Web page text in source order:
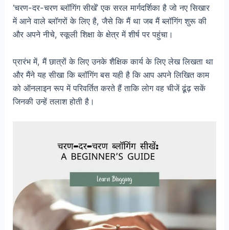
‘चरण-दर-चरण ब्लॉगिंग सीखें’ एक सरल मार्गदर्शिका है जो नए सिखार
में आने वाले ब्लॉगरों के लिए है, जैसे कि मैं था जब मैं ब्लॉगिंग शुरू की
और अपने नीचे, स्कूली शिक्षा के क्षेत्र में शीर्ष पर पहुंचा।
प्रारंभ में, मैं छात्रों के लिए उनके शैक्षिक कार्य के लिए लेख लिखता था
और मैंने यह सीखा कि ब्लॉगिंग बस यही है कि आप अपने लिखित काम
को ऑनलाइन रूप में परिवर्तित करते हैं ताकि लोग वह चीजें ढूंढ़ सकें
जिनकी उन्हें तलाश होती है।